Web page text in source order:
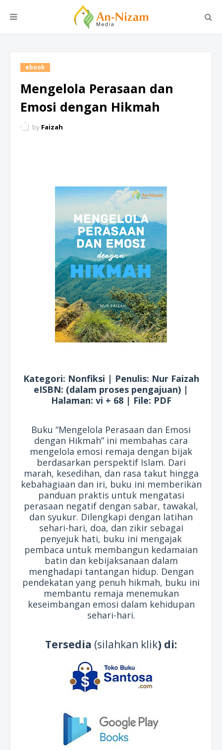
ebook
Mengelola Perasaan dan
Emosi dengan Hikmah
by Faizah
Kategori: Nonfiksi | Penulis: Nur Faizah
eISBN: (dalam proses pengajuan) |
Halaman: vi + 68 | File: PDF
Buku “Mengelola Perasaan dan Emosi
dengan Hikmah” ini membahas cara
mengelola emosi remaja dengan bijak
berdasarkan perspektif Islam. Dari
marah, kesedihan, dan rasa takut hingga
kebahagiaan dan iri, buku ini memberikan
panduan praktis untuk mengatasi
perasaan negatif dengan sabar, tawakal,
dan syukur. Dilengkapi dengan latihan
sehari-hari, doa, dan zikir sebagai
penyejuk hati, buku ini mengajak
pembaca untuk membangun kedamaian
batin dan kebijaksanaan dalam
menghadapi tantangan hidup. Dengan
pendekatan yang penuh hikmah, buku ini
membantu remaja menemukan
keseimbangan emosi dalam kehidupan
sehari-hari.
Tersedia (silahkan klik) di: